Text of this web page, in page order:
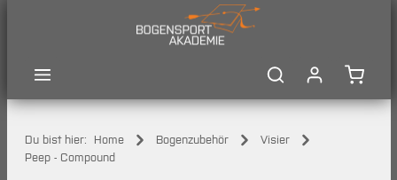
Du bist hier: Home Bogenzubehör
Visier
Peep - Compound